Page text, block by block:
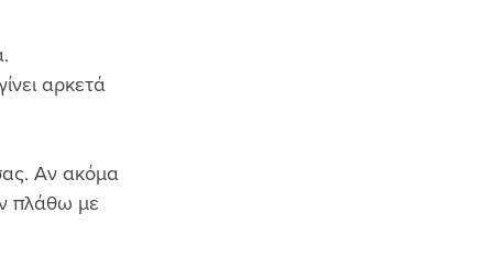
αρκετά
Αν ακόμα
πλάθω με